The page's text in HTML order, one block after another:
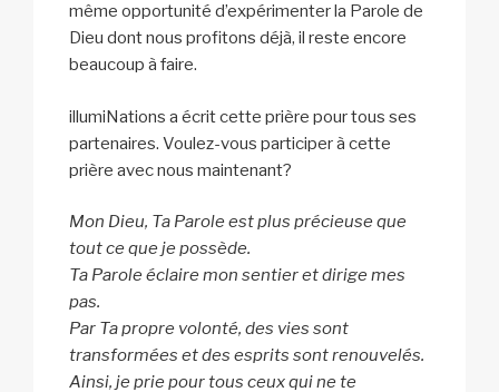
même opportunité d’expérimenter la Parole de
Dieu dont nous profitons déjà, il reste encore
beaucoup à faire.
illumiNations a écrit cette prière pour tous ses
partenaires. Voulez-vous participer à cette
prière avec nous maintenant?
Mon Dieu, Ta Parole est plus précieuse que
tout ce que je possède.
Ta Parole éclaire mon sentier et dirige mes
pas.
Par Ta propre volonté, des vies sont
transformées et des esprits sont renouvelés.
Ainsi, je prie pour tous ceux qui ne te